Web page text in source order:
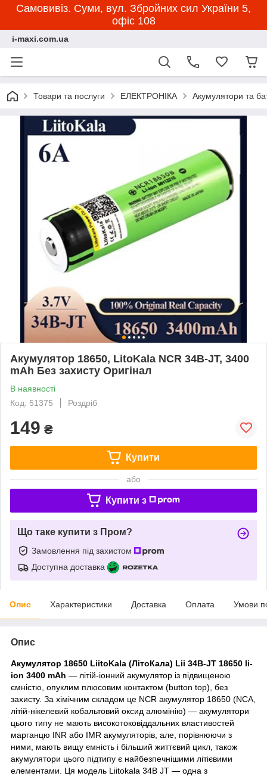
Самовивіз. Суми, вул. Збройних сил України 5,
офіс 108
i-maxi.com.ua
Товари та послуги ЕЛЕКТРОНІКА Акумулятори та
Акумулятор 18650, LitoKala NCR 34B-JT, 3400
mAh Без захисту Оригінал
В наявності
Код: 51375
Роздріб
149 ₴
Купити
або
Купити з
Що таке купити з Пром?
Замовлення під захистом
Доступна доставка
Опис Характеристики Доставка Оплата Умови
Опис
Акумулятор 18650 LiitoKala (ЛітоКала) Lii 34B-JT 18650 li-
ion 3400 mAh — літій-іонний акумулятор із підвищеною
ємністю, опуклим плюсовим контактом (button top), без
захисту. За хімічним складом це NCR акумулятор 18650 (NCA,
літій-нікелевий кобальтовий оксид алюмінію) — акумулятори
цього типу не мають високотоковіддальних властивостей
марганцю INR або IMR акумуляторів, але, порівнюючи з
ними, мають вищу ємність і більший життєвий цикл, також
акумулятори цього підтипу є найбезпечнішими літієвими
елементами. Ця модель Liitokala 34B JT — одна з